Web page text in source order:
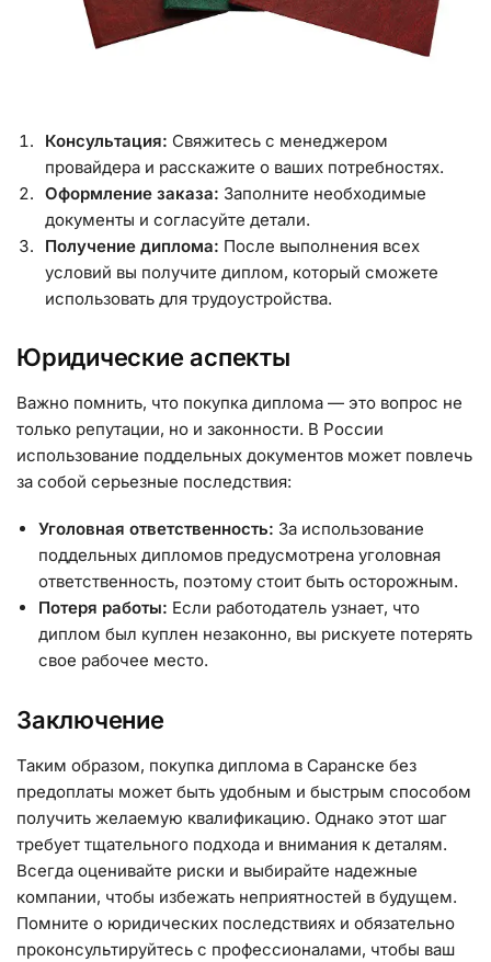
Консультация: Свяжитесь с менеджером
провайдера и расскажите о ваших потребностях.
Оформление заказа: Заполните необходимые
документы и согласуйте детали.
Получение диплома: После выполнения всех
условий вы получите диплом, который сможете
использовать для трудоустройства.
Юридические аспекты
Важно помнить, что покупка диплома — это вопрос не
только репутации, но и законности. В России
использование поддельных документов может повлечь
за собой серьезные последствия:
Уголовная ответственность: За использование
поддельных дипломов предусмотрена уголовная
ответственность, поэтому стоит быть осторожным.
Потеря работы: Если работодатель узнает, что
диплом был куплен незаконно, вы рискуете потерять
свое рабочее место.
Заключение
Таким образом, покупка диплома в Саранске без
предоплаты может быть удобным и быстрым способом
получить желаемую квалификацию. Однако этот шаг
требует тщательного подхода и внимания к деталям.
Всегда оценивайте риски и выбирайте надежные
компании, чтобы избежать неприятностей в будущем.
Помните о юридических последствиях и обязательно
проконсультируйтесь с профессионалами, чтобы ваш